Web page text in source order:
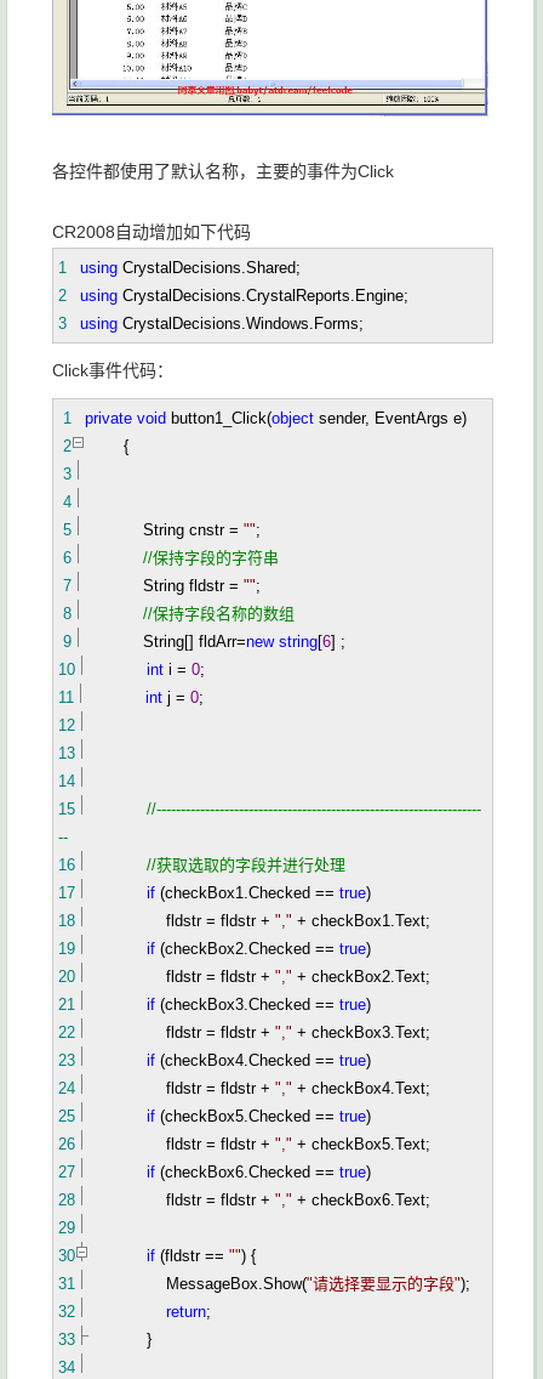
各控件都使用了默认名称，主要的事件为Click
CR2008自动增加如下代码
1 using CrystalDecisions.Shared;
2
using CrystalDecisions.CrystalReports.Engine;
3
using CrystalDecisions.Windows.Forms;
Click事件代码：
1 private void button1_Click(object sender, EventArgs e)
2
{
3
4
5
String cnstr = "";
6
//保持字段的字符串
7
String fldstr = "";
8
//保持字段名称的数组
9
String[] fldArr=new string[6] ;
10
int i = 0;
11
int j = 0;
12
13
14
15
//-------------------------------------------------------------------
--
16
//获取选取的字段并进行处理
17
if (checkBox1.Checked == true)
18
fldstr = fldstr + "," + checkBox1.Text;
19
if (checkBox2.Checked == true)
20
fldstr = fldstr + "," + checkBox2.Text;
21
if (checkBox3.Checked == true)
22
fldstr = fldstr + "," + checkBox3.Text;
23
if (checkBox4.Checked == true)
24
fldstr = fldstr + "," + checkBox4.Text;
25
if (checkBox5.Checked == true)
26
fldstr = fldstr + "," + checkBox5.Text;
27
if (checkBox6.Checked == true)
28
fldstr = fldstr + "," + checkBox6.Text;
29
30
if (fldstr == "") {
31
MessageBox.Show("请选择要显示的字段");
32
return;
33
}
34